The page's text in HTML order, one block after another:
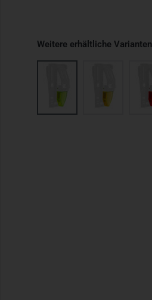
Weitere erhältliche Varianten